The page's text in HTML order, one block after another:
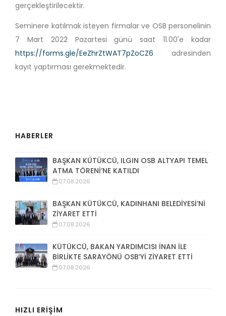
gerçekleştirilecektir.
Seminere katılmak isteyen firmalar ve OSB personelinin
7 Mart 2022 Pazartesi günü saat 11.00'e kadar
https://forms.gle/EeZhrZtWAT7pZoCZ6
adresinden
kayıt yaptırması gerekmektedir.
HABERLER
BAŞKAN KÜTÜKCÜ, ILGIN OSB ALTYAPI TEMEL
ATMA TÖRENİ’NE KATILDI
07.08.2026
BAŞKAN KÜTÜKCÜ, KADINHANI BELEDİYESİ’Nİ
ZİYARET ETTİ
07.08.2026
KÜTÜKCÜ, BAKAN YARDIMCISI İNAN İLE
BİRLİKTE SARAYÖNÜ OSB’Yİ ZİYARET ETTİ
07.08.2026
HIZLI ERİŞİM